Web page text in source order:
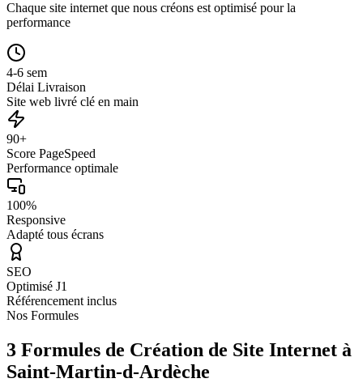
Chaque site internet que nous créons est optimisé pour la
performance
4-6 sem
Délai Livraison
Site web livré clé en main
90+
Score PageSpeed
Performance optimale
100%
Responsive
Adapté tous écrans
SEO
Optimisé J1
Référencement inclus
Nos Formules
3 Formules de Création de Site Internet à
Saint-Martin-d-Ardèche